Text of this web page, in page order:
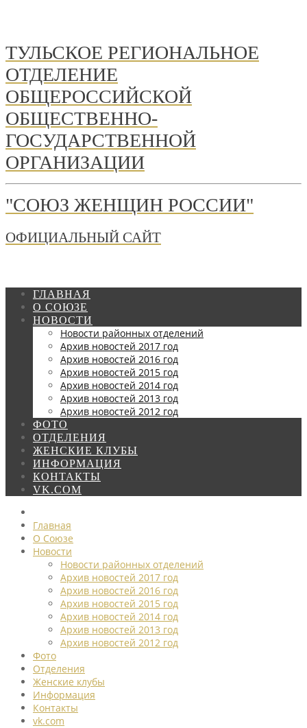
ТУЛЬСКОЕ РЕГИОНАЛЬНОЕ
ОТДЕЛЕНИЕ
ОБЩЕРОССИЙСКОЙ
ОБЩЕСТВЕННО-
ГОСУДАРСТВЕННОЙ
ОРГАНИЗАЦИИ
"СОЮЗ ЖЕНЩИН РОССИИ"
ОФИЦИАЛЬНЫЙ САЙТ
ГЛАВНАЯ
О СОЮЗЕ
НОВОСТИ
Новости районных отделений
Архив новостей 2017 год
Архив новостей 2016 год
Архив новостей 2015 год
Архив новостей 2014 год
Архив новостей 2013 год
Архив новостей 2012 год
ФОТО
ОТДЕЛЕНИЯ
ЖЕНСКИЕ КЛУБЫ
ИНФОРМАЦИЯ
КОНТАКТЫ
VK.COM
Главная
О Союзе
Новости
Новости районных отделений
Архив новостей 2017 год
Архив новостей 2016 год
Архив новостей 2015 год
Архив новостей 2014 год
Архив новостей 2013 год
Архив новостей 2012 год
Фото
Отделения
Женские клубы
Информация
Контакты
vk.com